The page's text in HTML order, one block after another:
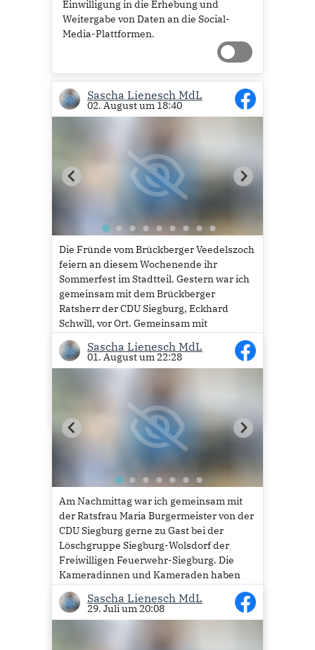
Einwilligung in die Erhebung und
Weitergabe von Daten an die Social-
Media-Plattformen.
Sascha Lienesch MdL
02. August um 18:40
Die Fründe vom Brückberger Veedelszoch
feiern an diesem Wochenende ihr
Sommerfest im Stadtteil. Gestern war ich
gemeinsam mit dem Brückberger
Ratsherr der CDU Siegburg, Eckhard
Schwill, vor Ort. Gemeinsam mit
Vizebürgermeisterin Dr. Susanne Haase-
Mühlbauer haben wir dann das Fass
angeschlagen, um...
32
Sascha Lienesch MdL
01. August um 22:28
Am Nachmittag war ich gemeinsam mit
der Ratsfrau Maria Burgermeister von der
CDU Siegburg gerne zu Gast bei der
Löschgruppe Siegburg-Wolsdorf der
Freiwilligen Feuerwehr-Siegburg. Die
Kameradinnen und Kameraden haben
ein neues Konzept. Erstmals gab es ein
schönes Familienfest auf dem Schulhof
der Grundschule...
Sascha Lienesch MdL
29. Juli um 20:08